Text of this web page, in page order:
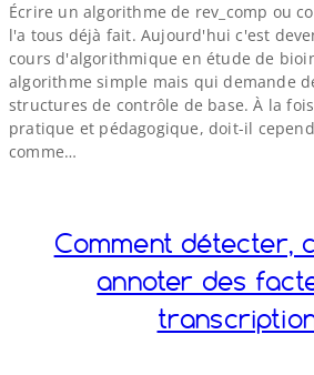
Écrire un algorithme de rev_​comp ou
l'a tous déjà fait. Aujourd'hui c'est
cours d'algorithmique en étude de
algorithme simple mais qui demande
structures de contrôle de base. À la
pratique et pédagogique, doit-​il
comme…
Comment détecter,
annoter des